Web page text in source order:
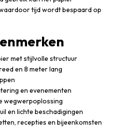
tijd wordt bespaard op
met stijlvolle structuur
en 8 meter lang
en evenementen
wegwerpoplossing
en lichte beschadigingen
recepties en bijeenkomsten